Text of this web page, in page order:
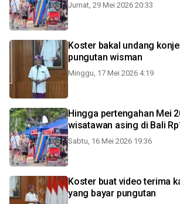
Jumat, 29 Mei 2026 20:33
Koster bakal undang
pungutan wisman
Minggu, 17 Mei 2026 4:19
Hingga pertengahan Mei
wisatawan asing di Bali
Sabtu, 16 Mei 2026 19:36
Koster buat video terima
yang bayar pungutan